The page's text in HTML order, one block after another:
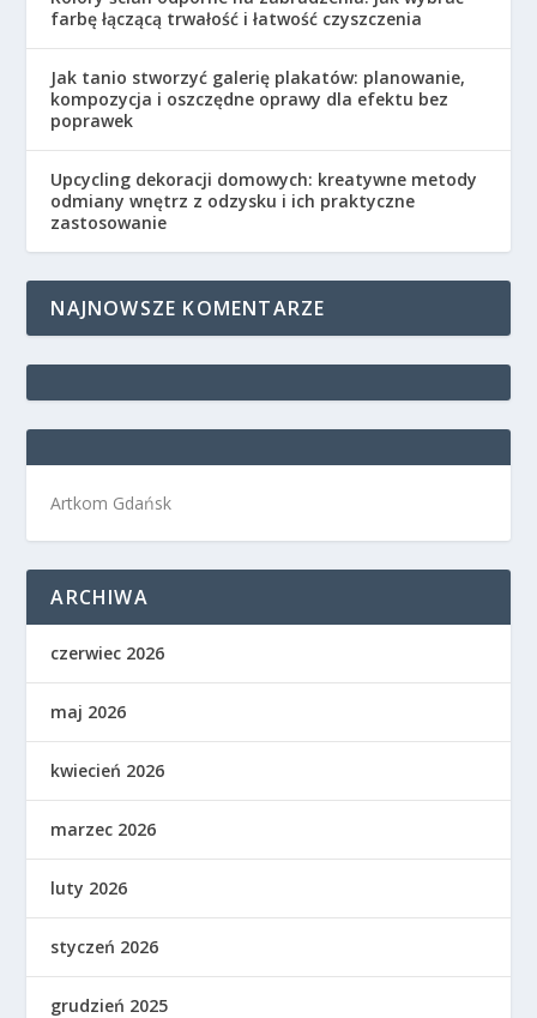
farbę łączącą trwałość i łatwość czyszczenia
Jak tanio stworzyć galerię plakatów: planowanie,
kompozycja i oszczędne oprawy dla efektu bez
poprawek
Upcycling dekoracji domowych: kreatywne metody
odmiany wnętrz z odzysku i ich praktyczne
zastosowanie
NAJNOWSZE KOMENTARZE
Artkom Gdańsk
ARCHIWA
czerwiec 2026
maj 2026
kwiecień 2026
marzec 2026
luty 2026
styczeń 2026
grudzień 2025